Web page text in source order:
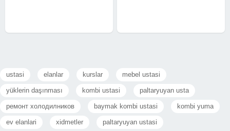
ustasi elanlar kurslar mebel ustasi
yüklerin daşınması kombi ustasi paltaryuyan usta
ремонт холодилников baymak kombi ustasi kombi yuma
ev elanlari xidmetler paltaryuyan ustasi